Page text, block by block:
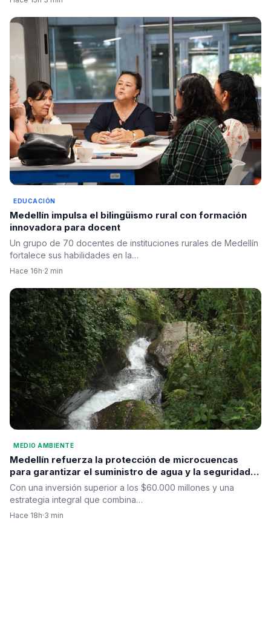
EDUCACIÓN
Medellín impulsa el bilingüismo rural con formación
innovadora para docent
Un grupo de 70 docentes de instituciones rurales de Medellín
fortalece sus habilidades en la…
Hace 16h·2 min
MEDIO AMBIENTE
Medellín refuerza la protección de microcuencas
para garantizar el suministro de agua y la seguridad
hídrica
Con una inversión superior a los $60.000 millones y una
estrategia integral que combina…
Hace 18h·3 min